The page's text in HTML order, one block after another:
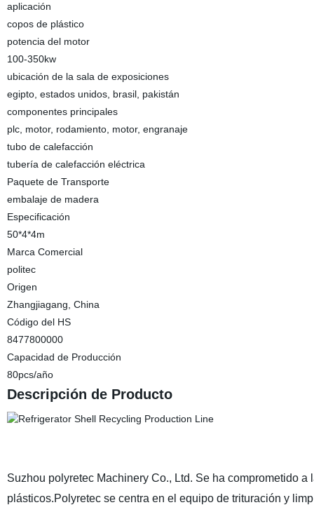
aplicación
copos de plástico
potencia del motor
100-350kw
ubicación de la sala de exposiciones
egipto, estados unidos, brasil, pakistán
componentes principales
plc, motor, rodamiento, motor, engranaje
tubo de calefacción
tubería de calefacción eléctrica
Paquete de Transporte
embalaje de madera
Especificación
50*4*4m
Marca Comercial
politec
Origen
Zhangjiagang, China
Código del HS
8477800000
Capacidad de Producción
80pcs/año
Descripción de Producto
Suzhou polyretec Machinery Co., Ltd. Se ha comprometido
plásticos.Polyretec se centra en el equipo de trituración y